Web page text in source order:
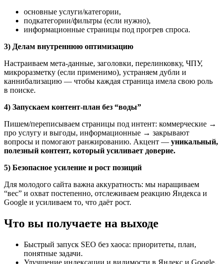
основные услуги/категории,
подкатегории/фильтры (если нужно),
информационные страницы под прогрев спроса.
3) Делам внутреннюю оптимизацию
Настраиваем мета-данные, заголовки, перелинковку, ЧПУ,
микроразметку (если применимо), устраняем дубли и
каннибализацию — чтобы каждая страница имела свою роль
в поиске.
4) Запускаем контент-план без “воды”
Пишем/переписываем страницы под интент: коммерческие →
про услугу и выгоды, информационные → закрывают
вопросы и помогают ранжированию. Акцент — уникальный,
полезный контент, который усиливает доверие.
5) Безопасное усиление и рост позиций
Для молодого сайта важна аккуратность: мы наращиваем
“вес” и охват постепенно, отслеживаем реакцию Яндекса и
Google и усиливаем то, что даёт рост.
Что вы получаете на выходе
Быстрый запуск SEO без хаоса: приоритеты, план,
понятные задачи.
Улучшение индексации и видимости в Яндекс и Google.